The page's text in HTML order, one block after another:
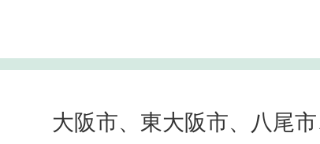
大阪市、東大阪市、八尾